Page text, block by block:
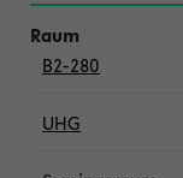
B2-280
UHG